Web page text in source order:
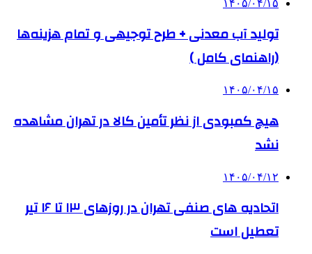
۱۴۰۵/۰۴/۱۵
تولید آب معدنی + طرح توجیهی و تمام هزینه‌ها
(راهنمای کامل )
۱۴۰۵/۰۴/۱۵
هیچ کمبودی از نظر تأمین کالا در تهران مشاهده
نشد
۱۴۰۵/۰۴/۱۲
اتحادیه های صنفی تهران در روزهای ۱۳ تا ۱۶ تیر
تعطیل است